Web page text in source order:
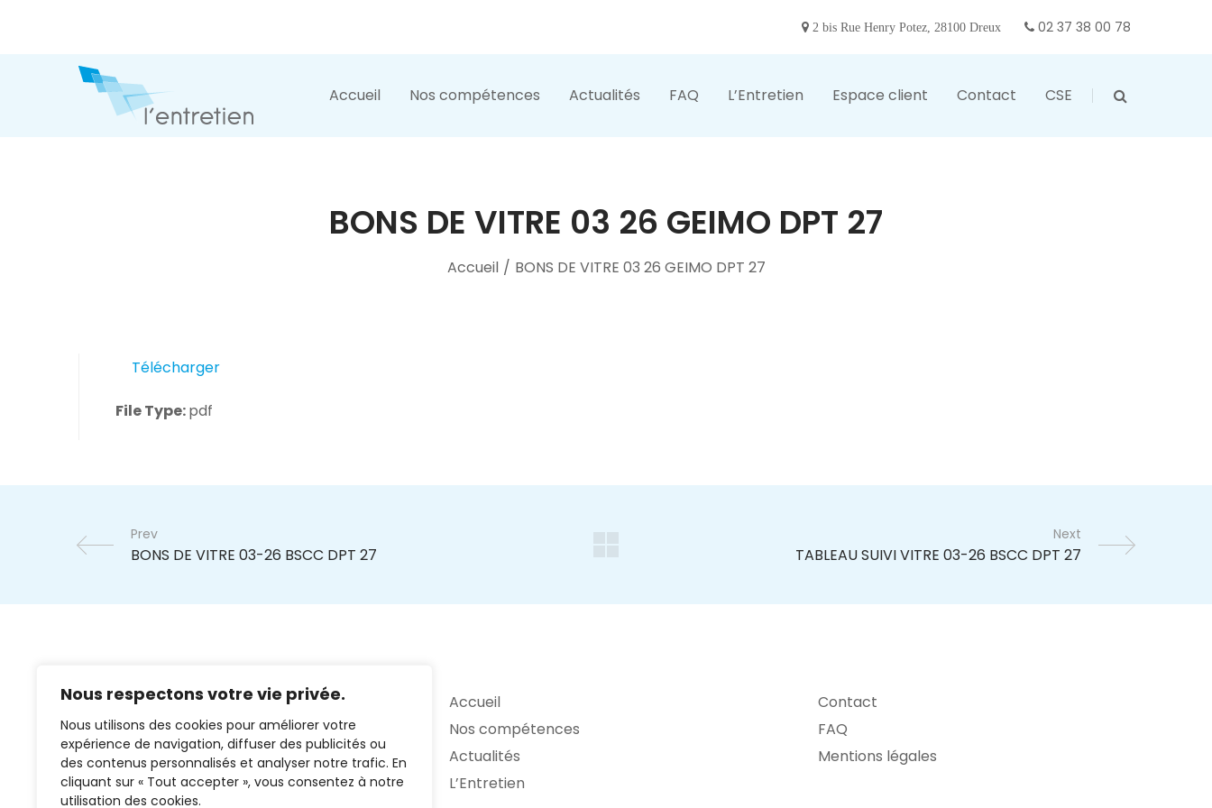
Nous respectons votre vie privée.
Nous utilisons des cookies pour améliorer votre
expérience de navigation, diffuser des publicités ou
des contenus personnalisés et analyser notre trafic. En
cliquant sur « Tout accepter », vous consentez à notre
utilisation des cookies.
2 bis Rue Henry Potez, 28100 Dreux 02 37 38 00 78
Accueil Nos compétences Actualités FAQ L’Entretien Espace client Contact CSE
BONS DE VITRE 03 26 GEIMO DPT 27
Accueil / BONS DE VITRE 03 26 GEIMO DPT 27
Télécharger
File Type:pdf
Prev Next
02 37 38 00 78
Accueil
Nos compétences
Actualités
L’Entretien
Contact
FAQ
Mentions légales